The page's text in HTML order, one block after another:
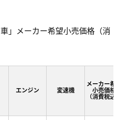
」メーカー希望小売価格（消
エンジン 変速機
メーカー希望
小売価格
（消費税込）